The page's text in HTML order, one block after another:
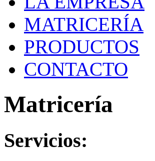
MATRICERÍA
PRODUCTOS
CONTACTO
Matricería
Servicios: